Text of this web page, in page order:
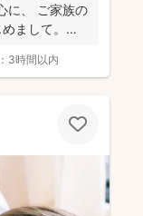
に、 ご家族の
まして。
3時間以内